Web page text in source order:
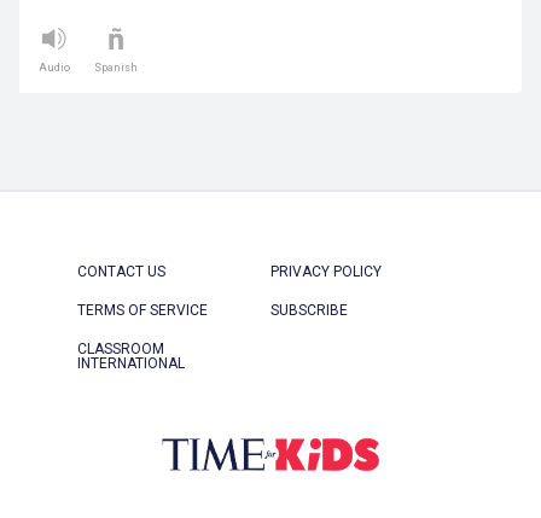
Audio Spanish
CONTACT US PRIVACY POLICY
TERMS OF SERVICE SUBSCRIBE
CLASSROOM
INTERNATIONAL